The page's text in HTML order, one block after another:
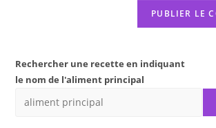
Rechercher une recette en indiquant
le nom de l'aliment principal